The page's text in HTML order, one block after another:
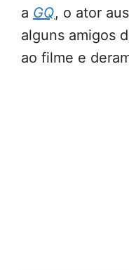
a GQ, o ator
alguns amigos
ao filme e